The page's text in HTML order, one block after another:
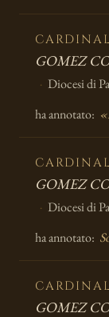
GOMEZ
Diocesi di
ha annotato:
GOMEZ
Diocesi di
ha annotato:
GOMEZ